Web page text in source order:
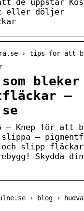
eller döljer
› tips-for-att-
som bleker
–
— Knep för att
–
och slipp
Skydda din
› blog ›